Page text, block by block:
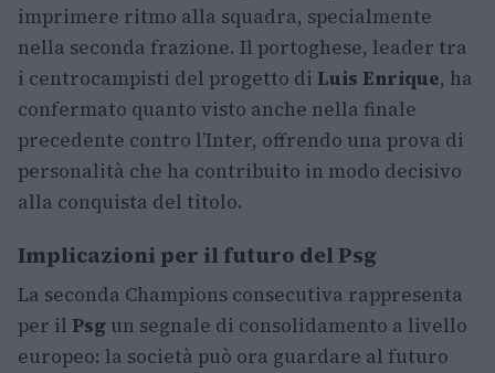
imprimere ritmo alla squadra, specialmente
nella seconda frazione. Il portoghese, leader tra
i centrocampisti del progetto di Luis Enrique, ha
confermato quanto visto anche nella finale
precedente contro l’Inter, offrendo una prova di
personalità che ha contribuito in modo decisivo
alla conquista del titolo.
Implicazioni per il futuro del Psg
La seconda Champions consecutiva rappresenta
per il Psg un segnale di consolidamento a livello
europeo: la società può ora guardare al futuro